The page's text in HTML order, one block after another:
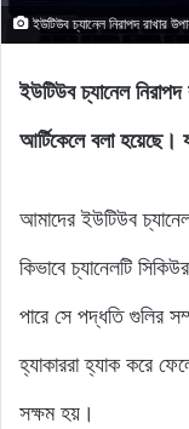
ইউটিউব চ্যানেল নিরাপদ রাখার
ইউটিউব চ্যানেল
আর্টিকেলে বলা হয়েছে।
আমাদের ইউটিউব
কিভাবে চ্যানেলটি
পারে সে পদ্ধতি গুলির
হ্যাকাররা হ্যাক করে
সক্ষম হয়।